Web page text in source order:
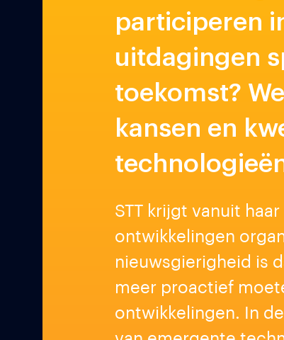
participeren
uitdagingen
toekomst?
kansen en
STT krijgt vanuit
ontwikkelingen
nieuwsgierigheid is
meer proactief
ontwikkelingen. In